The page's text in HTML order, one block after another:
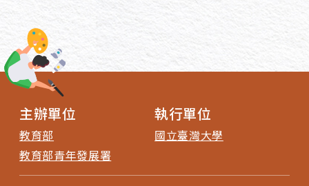
主辦單位
教育部
教育部青年發展署
執行單位
國立臺灣大學